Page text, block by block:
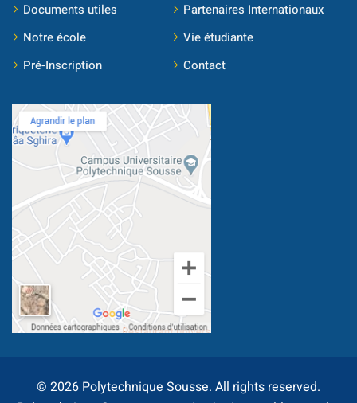
Documents utiles
Partenaires Internationaux
Notre école
Vie étudiante
Pré-Inscription
Contact
© 2026 Polytechnique Sousse. All rights reserved.